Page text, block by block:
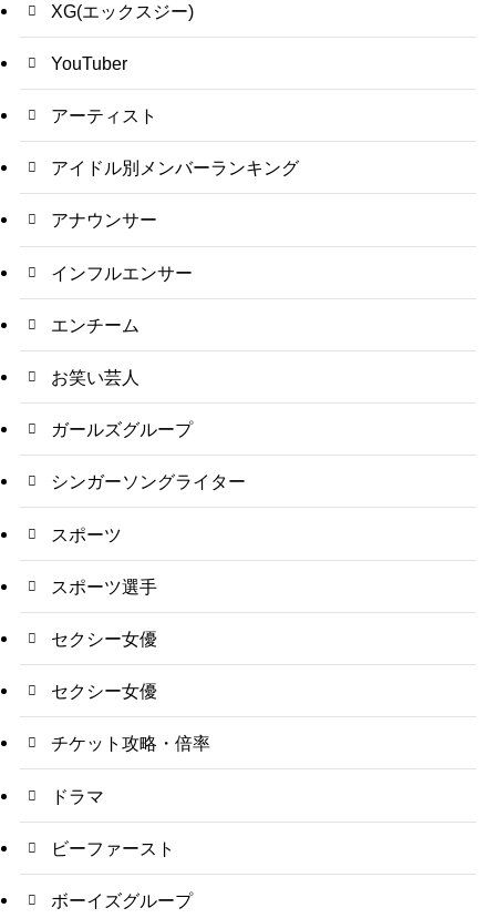
XG(エックスジー)
YouTuber
アーティスト
アイドル別メンバーランキング
アナウンサー
インフルエンサー
エンチーム
お笑い芸人
ガールズグループ
シンガーソングライター
スポーツ
スポーツ選手
セクシー女優
セクシー女優
チケット攻略・倍率
ドラマ
ビーファースト
ボーイズグループ